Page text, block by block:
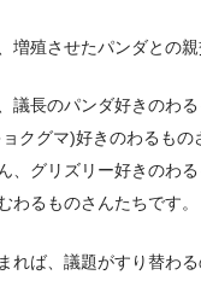
増殖させたパンダとの親
議長のパンダ好きのわ
クグマ)好きのわるもの
、グリズリー好きのわ
わるものさんたちです。
れば、議題がすり替わる